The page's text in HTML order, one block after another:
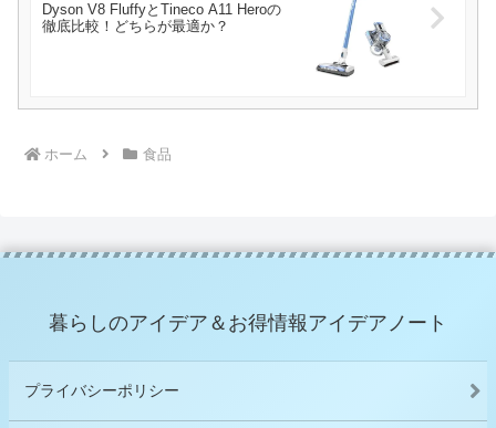
Dyson V8 FluffyとTineco A11 Heroの
徹底比較！どちらが最適か？
ホーム 食品
暮らしのアイデア＆お得情報アイデアノート
プライバシーポリシー